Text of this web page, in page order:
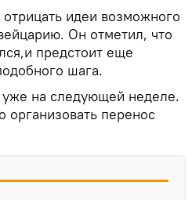
идеи возможного
Он отметил, что
предстоит еще
шага.
уже на следующей неделе.
организовать перенос